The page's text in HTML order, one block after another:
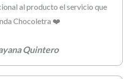
al producto el servicio que
Chocoletra ❤️
Quintero